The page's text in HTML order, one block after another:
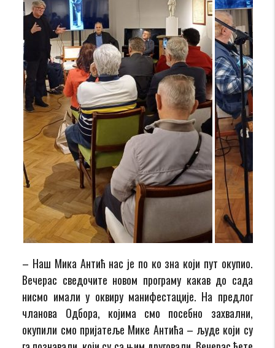
– Наш Мика Антић нас је по ко зна који пут окупио.
Вечерас сведочите новом програму какав до сада
нисмо имали у оквиру манифестације. На предлог
чланова Одбора, којима смо посебно захвални,
окупили смо пријатеље Мике Антића – људе који су